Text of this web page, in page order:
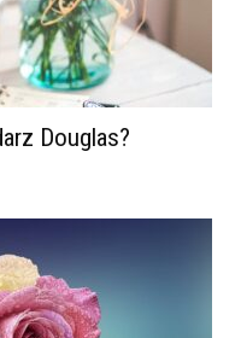
Douglas?